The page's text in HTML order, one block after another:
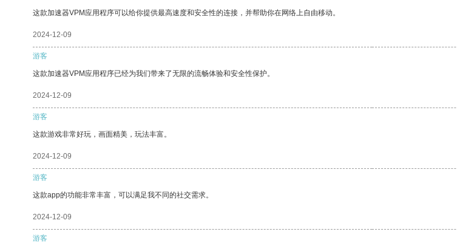
这款加速器VPM应用程序可以给你提供最高速度和安全性的连接，并帮助你在网络上自由移动。
2024-12-09
游客
这款加速器VPM应用程序已经为我们带来了无限的流畅体验和安全性保护。
2024-12-09
游客
这款游戏非常好玩，画面精美，玩法丰富。
2024-12-09
游客
这款app的功能非常丰富，可以满足我不同的社交需求。
2024-12-09
游客